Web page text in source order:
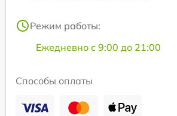
Режим работы:
Ежедневно с 9:00 до 21:00
Способы оплаты